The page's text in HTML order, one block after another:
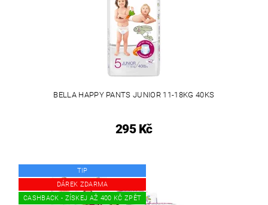
BELLA HAPPY PANTS JUNIOR 11-18KG 40KS
295 Kč
TIP
DÁREK ZDARMA
CASHBACK - ZÍSKEJ AŽ 400 KČ ZPĚT